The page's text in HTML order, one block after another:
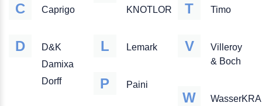
C Caprigo
D
D&K
Damixa
Dorff
KNOTLOR
L Lemark
P Paini
T Timo
V
Villeroy
& Boch
W